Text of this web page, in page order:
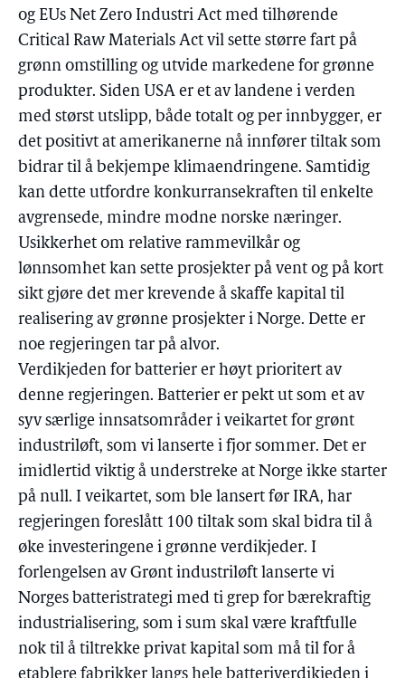
og EUs Net Zero Industri Act med tilhørende
Critical Raw Materials Act vil sette større fart på
grønn omstilling og utvide markedene for grønne
produkter. Siden USA er et av landene i verden
med størst utslipp, både totalt og per innbygger, er
det positivt at amerikanerne nå innfører tiltak som
bidrar til å bekjempe klimaendringene. Samtidig
kan dette utfordre konkurransekraften til enkelte
avgrensede, mindre modne norske næringer.
Usikkerhet om relative rammevilkår og
lønnsomhet kan sette prosjekter på vent og på kort
sikt gjøre det mer krevende å skaffe kapital til
realisering av grønne prosjekter i Norge. Dette er
noe regjeringen tar på alvor.
Verdikjeden for batterier er høyt prioritert av
denne regjeringen. Batterier er pekt ut som et av
syv særlige innsatsområder i veikartet for grønt
industriløft, som vi lanserte i fjor sommer. Det er
imidlertid viktig å understreke at Norge ikke starter
på null. I veikartet, som ble lansert før IRA, har
regjeringen foreslått 100 tiltak som skal bidra til å
øke investeringene i grønne verdikjeder. I
forlengelsen av Grønt industriløft lanserte vi
Norges batteristrategi med ti grep for bærekraftig
industrialisering, som i sum skal være kraftfulle
nok til å tiltrekke privat kapital som må til for å